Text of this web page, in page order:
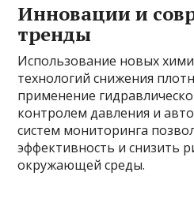
Инновации и
тренды
Использование новых
технологий снижения
применение
контролем давления и
систем мониторинга
эффективность и снизить
окружающей среды.